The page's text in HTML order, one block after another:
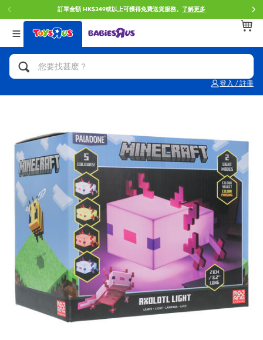
訂單金額 HK$349或以上可獲得免費送貨服務。 了解更多
登入 / 註冊
返回
分類目錄
人氣英雄,角色扮演,射擊玩具
拼砌組合及樂高LEGO
玩具車,貨車,火車及遙控系列
手工藝,文具,蠟筆,泥膠,畫板
娃娃, 芭比,收藏公仔
電子玩具
遊戲及拼圖系列
返回
品牌
Brunch Brother 早午餐兄弟
Spider-Man蜘蛛俠
Mini Brands
Play-Doh培樂多
Pokemon寶可夢
playpop
LEGO樂高
返回
年齢
0~2歳
5~7歳
8~11歳
12~14歳
14歳以上